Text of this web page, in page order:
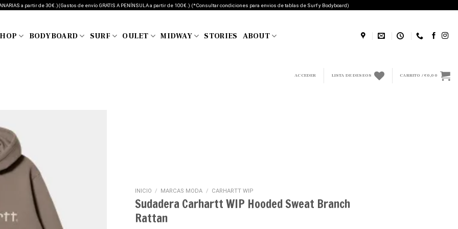
A CANARIAS a partir de 30€.)(Gastos de envío GRATIS A PENÍNSULA a partir de 100€.) (*Consultar condiciones para envios de tablas de Surf y Bodyboard)
BODYBOARD SURF OULET MIDWAY STORIES ABOUT
ACCEDER LISTA DE DESEOS CARRITO /€0,00
INICIO / MARCAS MODA / CARHARTT WIP
Sudadera Carhartt WIP Hooded Sweat Branch
Rattan